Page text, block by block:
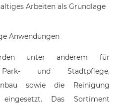
Arbeiten als Grundlage
Anwendungen
unter anderem für
Park- und Stadtpflege,
sowie die Reinigung
Das Sortiment